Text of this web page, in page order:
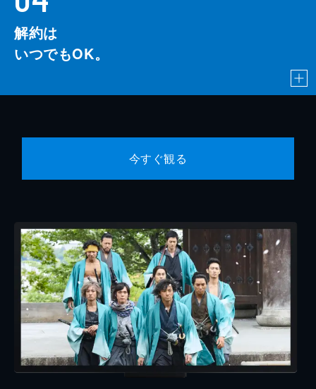
解約は
いつでもOK。
今すぐ観る